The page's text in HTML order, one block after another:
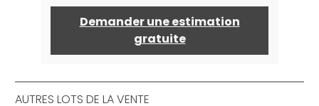
Demander une estimation
gratuite
AUTRES LOTS DE LA VENTE